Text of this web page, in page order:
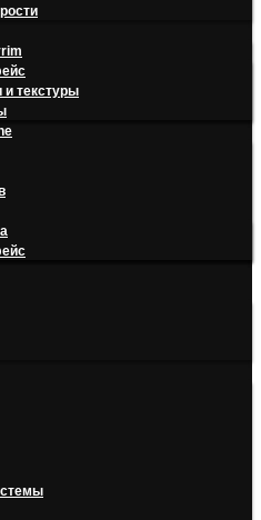
и текстуры